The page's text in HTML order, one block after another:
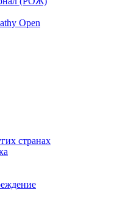
Open
странах